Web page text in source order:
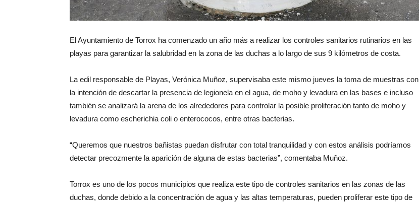
El Ayuntamiento de Torrox ha comenzado un año más a realizar los controles sanitarios rutinarios en las
playas para garantizar la salubridad en la zona de las duchas a lo largo de sus 9 kilómetros de costa.
La edil responsable de Playas, Verónica Muñoz, supervisaba este mismo jueves la toma de muestras con
la intención de descartar la presencia de legionela en el agua, de moho y levadura en las bases e incluso
también se analizará la arena de los alrededores para controlar la posible proliferación tanto de moho y
levadura como escherichia coli o enterococos, entre otras bacterias.
“Queremos que nuestros bañistas puedan disfrutar con total tranquilidad y con estos análisis podríamos
detectar precozmente la aparición de alguna de estas bacterias”, comentaba Muñoz.
Torrox es uno de los pocos municipios que realiza este tipo de controles sanitarios en las zonas de las
duchas, donde debido a la concentración de agua y las altas temperaturas, pueden proliferar este tipo de